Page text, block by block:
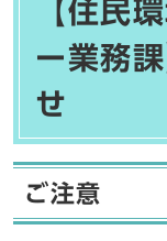
【住民
ー業務
せ
ご注意